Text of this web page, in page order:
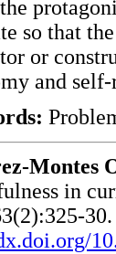
so that
or
and
Montes
in